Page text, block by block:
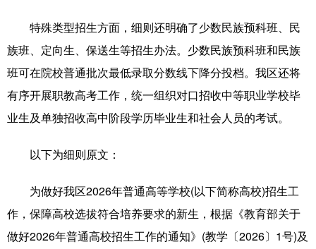
特殊类型招生方面，细则还明确了少数民族预科班、民
族班、定向生、保送生等招生办法。少数民族预科班和民族
班可在院校普通批次最低录取分数线下降分投档。我区还将
有序开展职教高考工作，统一组织对口招收中等职业学校毕
业生及单独招收高中阶段学历毕业生和社会人员的考试。
以下为细则原文：
为做好我区2026年普通高等学校(以下简称高校)招生工
作，保障高校选拔符合培养要求的新生，根据《教育部关于
做好2026年普通高校招生工作的通知》(教学〔2026〕1号)及